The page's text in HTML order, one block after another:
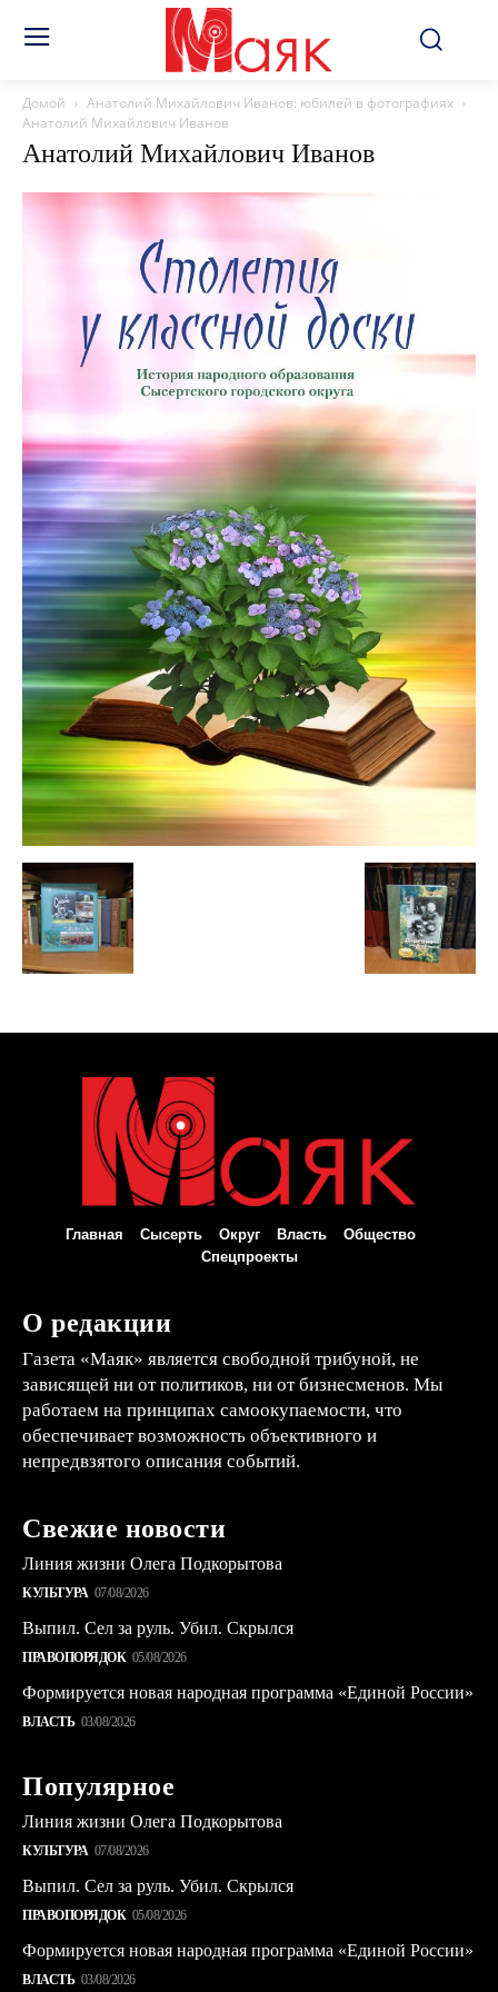
Домой
Анатолий Михайлович Иванов: юбилей в фотографиях
Анатолий Михайлович Иванов
Анатолий Михайлович Иванов
Главная Сысерть Округ Власть
Общество
Спецпроекты
О редакции
Газета «Маяк» является свободной трибуной, не
зависящей ни от политиков, ни от бизнесменов. Мы
работаем на принципах самоокупаемости, что
обеспечивает возможность объективного и
непредвзятого описания событий.
Свежие новости
Линия жизни Олега Подкорытова
КУЛЬТУРА 07/08/2026
Выпил. Сел за руль. Убил. Скрылся
ПРАВОПОРЯДОК 05/08/2026
Формируется новая народная программа «Единой России»
ВЛАСТЬ 03/08/2026
Популярное
Линия жизни Олега Подкорытова
КУЛЬТУРА 07/08/2026
Выпил. Сел за руль. Убил. Скрылся
ПРАВОПОРЯДОК 05/08/2026
Формируется новая народная программа «Единой России»
ВЛАСТЬ 03/08/2026